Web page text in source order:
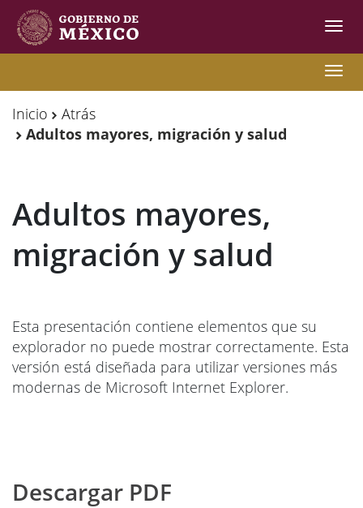
de
Migración
Movilidades
Humanas
de
Migración
Movilidades
Humanas
Inicio
Atrás
Adultos mayores, migración y salud
Adultos mayores,
migración y salud
Esta presentación contiene elementos que su
explorador no puede mostrar correctamente. Esta
versión está diseñada para utilizar versiones más
modernas de Microsoft Internet Explorer.
Descargar PDF